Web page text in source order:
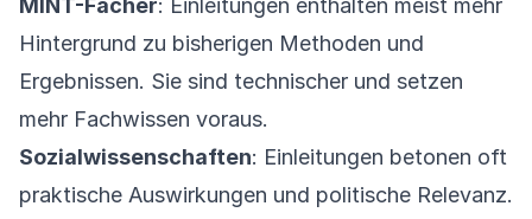
MINT-Fächer: Einleitungen enthalten meist mehr
Hintergrund zu bisherigen Methoden und
Ergebnissen. Sie sind technischer und setzen
mehr Fachwissen voraus.
Sozialwissenschaften: Einleitungen betonen oft
praktische Auswirkungen und politische Relevanz.